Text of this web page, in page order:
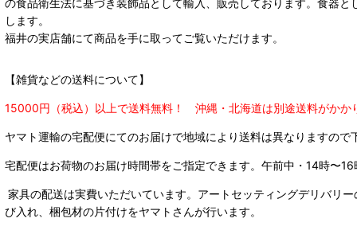
の食品衛生法に基づき装飾品として輸入、販売しております。食器
します。
福井の実店舗にて商品を手に取ってご覧いただけます。
【雑貨などの送料について】
15000円（税込）以上で送料無料！ 沖縄・北海道は別途送料がかか
ヤマト運輸の宅配便にてのお届けで地域により送料は異なりますので
宅配便はお荷物のお届け時間帯をご指定できます。 午前中・14時〜
家具の配送は実費いただいています。アートセッティングデリバリ
び入れ、梱包材の片付けをヤマトさんが行います。